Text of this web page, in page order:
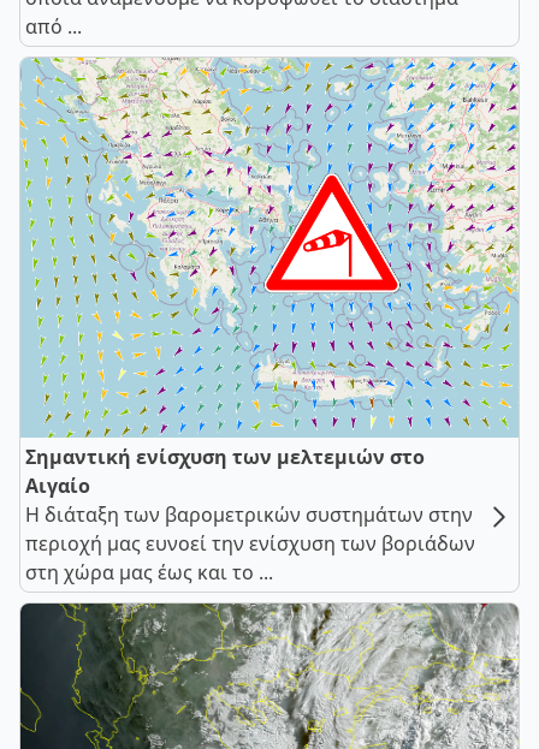
από ...
Σημαντική ενίσχυση των μελτεμιών στο
Αιγαίο
Η διάταξη των βαρομετρικών συστημάτων στην
περιοχή μας ευνοεί την ενίσχυση των βοριάδων
στη χώρα μας έως και το ...